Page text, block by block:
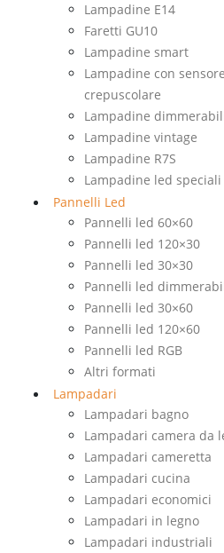
Lampadine E14
Faretti GU10
Lampadine smart
Lampadine con
crepuscolare
Lampadine
Lampadine vintage
Lampadine R7S
Lampadine led speciali
Pannelli Led
Pannelli led 60×60
Pannelli led 120×30
Pannelli led 30×30
Pannelli led
Pannelli led 30×60
Pannelli led 120×60
Pannelli led RGB
Altri formati
Lampadari
Lampadari bagno
Lampadari camera da
Lampadari cameretta
Lampadari cucina
Lampadari economici
Lampadari in legno
Lampadari industriali